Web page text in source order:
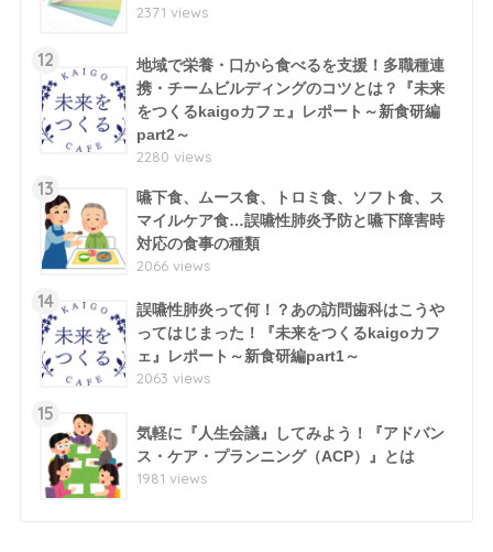
2371 views
12
地域で栄養・口から食べるを支援！多職種連
携・チームビルディングのコツとは？『未来
をつくるkaigoカフェ』レポート～新食研編
part2～
2280 views
13
嚥下食、ムース食、トロミ食、ソフト食、ス
マイルケア食…誤嚥性肺炎予防と嚥下障害時
対応の食事の種類
2066 views
14
誤嚥性肺炎って何！？あの訪問歯科はこうや
ってはじまった！『未来をつくるkaigoカフ
ェ』レポート～新食研編part1～
2063 views
15
気軽に『人生会議』してみよう！『アドバン
ス・ケア・プランニング（ACP）』とは
1981 views